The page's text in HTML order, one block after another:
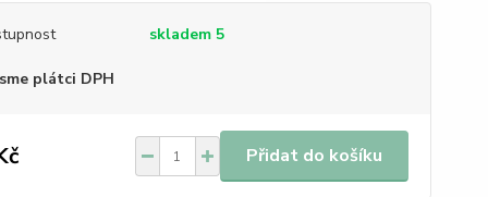
skladem 5
plátci DPH
Přidat do košíku